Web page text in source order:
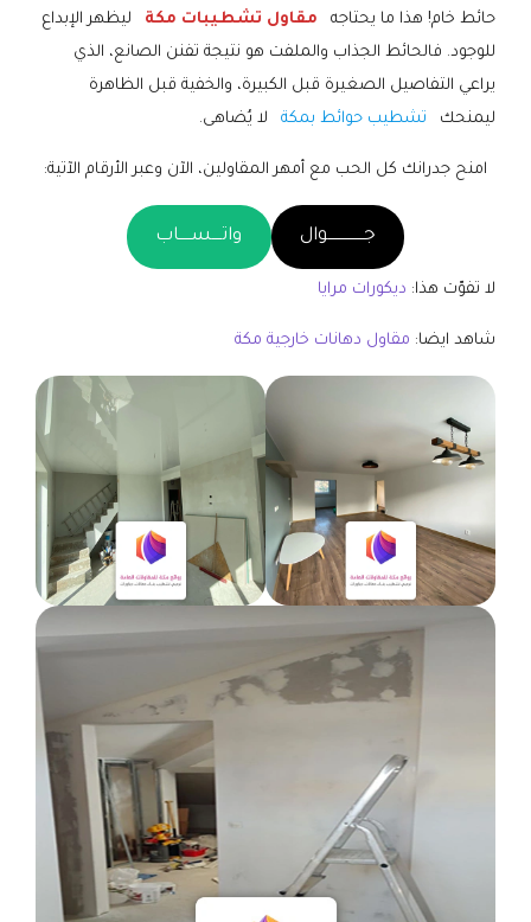
حائط خام! هذا ما يحتاجه مقاول تشطيبات مكة
ليظهر الإبداع
للوجود. فالحائط الجذاب والملفت هو نتيجة تفنن الصانع، الذي
يراعي التفاصيل الصغيرة قبل الكبيرة، والخفية قبل الظاهرة
ليمنحك
تشطيب حوائط بمكة لا يُضاهى.
امنح جدرانك كل الحب مع أمهر المقاولين، الآن وعبر الأرقام الآتية:
جـــــــــــــــوال واتــــســـــاب
لا تفوّت هذا: ديكورات مرايا
شاهد ايضا: مقاول دهانات خارجية مكة